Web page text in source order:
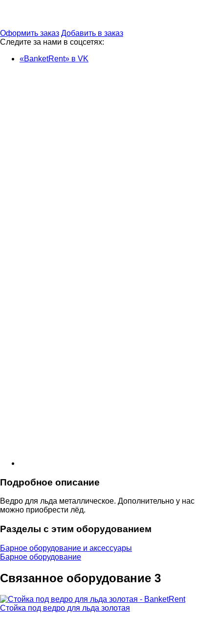
Оформить заказ Добавить в заказ
Следите за нами в соцсетях:
«BanketRent» в VK
Подробное описание
Ведро для льда металлическое. Дополнительно у нас
можно приобрести лёд.
Разделы с этим оборудованием
Барное оборудование и аксессуары
Барное оборудование
Связанное оборудование 3
Стойка под ведро для льда золотая